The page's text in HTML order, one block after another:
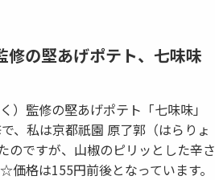
修の堅あげポテト、七味味
監修の堅あげポテト「七味味」
、私は京都祇園 原了郭（はらりょ
のですが、山椒のピリッとした辛さ
格は155円前後となっています。